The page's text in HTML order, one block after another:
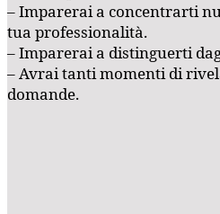
– Imparerai a concentrarti
tua professionalità.
– Imparerai a distinguerti
– Avrai tanti momenti di
domande.